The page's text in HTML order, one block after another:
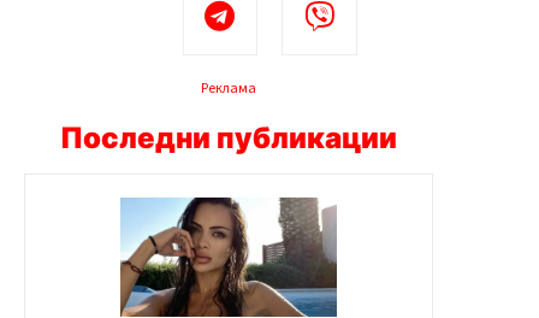
Реклама
Последни публикации